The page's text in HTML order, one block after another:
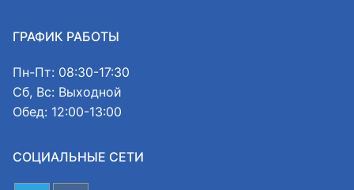
ГРАФИК РАБОТЫ
Пн-Пт: 08:30-17:30
Сб, Вс: Выходной
Обед: 12:00-13:00
СОЦИАЛЬНЫЕ СЕТИ